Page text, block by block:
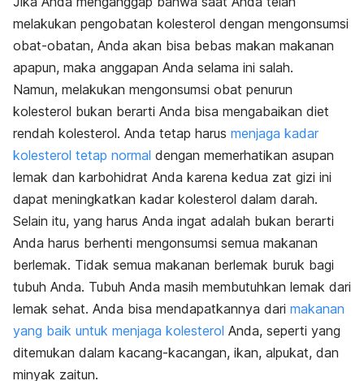
melakukan pengobatan kolesterol dengan mengonsumsi
obat-obatan, Anda akan bisa bebas makan makanan
apapun, maka anggapan Anda selama ini salah.
Namun, melakukan mengonsumsi obat penurun
kolesterol bukan berarti Anda bisa mengabaikan diet
rendah kolesterol. Anda tetap harus menjaga kadar
kolesterol tetap normal dengan memerhatikan asupan
lemak dan karbohidrat Anda karena kedua zat gizi ini
dapat meningkatkan kadar kolesterol dalam darah.
Selain itu, yang harus Anda ingat adalah bukan berarti
Anda harus berhenti mengonsumsi semua makanan
berlemak. Tidak semua makanan berlemak buruk bagi
tubuh Anda. Tubuh Anda masih membutuhkan lemak dari
lemak sehat. Anda bisa mendapatkannya dari makanan
yang baik untuk menjaga kolesterol Anda, seperti yang
ditemukan dalam kacang-kacangan, ikan, alpukat, dan
minyak zaitun.